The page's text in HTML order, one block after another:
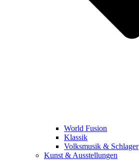
World Fusion
Klassik
Volksmusik & Schlager
Kunst & Ausstellungen